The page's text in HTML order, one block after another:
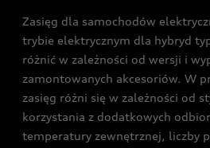
Zasięg dla samochodów
trybie elektrycznym dla hybryd
różnić w zależności od wersji i
zamontowanych akcesoriów. W
zasięg różni się w zależności od
korzystania z dodatkowych
temperatury zewnętrznej, liczby